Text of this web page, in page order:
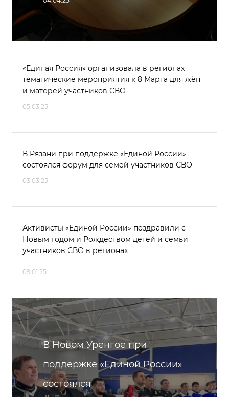
«Единая Россия» организовала в регионах
тематические мероприятия к 8 Марта для жён
и матерей участников СВО
05.03.25
В Рязани при поддержке «Единой России»
состоялся форум для семей участников СВО
03.03.25
Активисты «Единой России» поздравили с
Новым годом и Рождеством детей и семьи
участников СВО в регионах
09.01.25
В Новом Уренгое при
поддержке «Единой России»
состоялся